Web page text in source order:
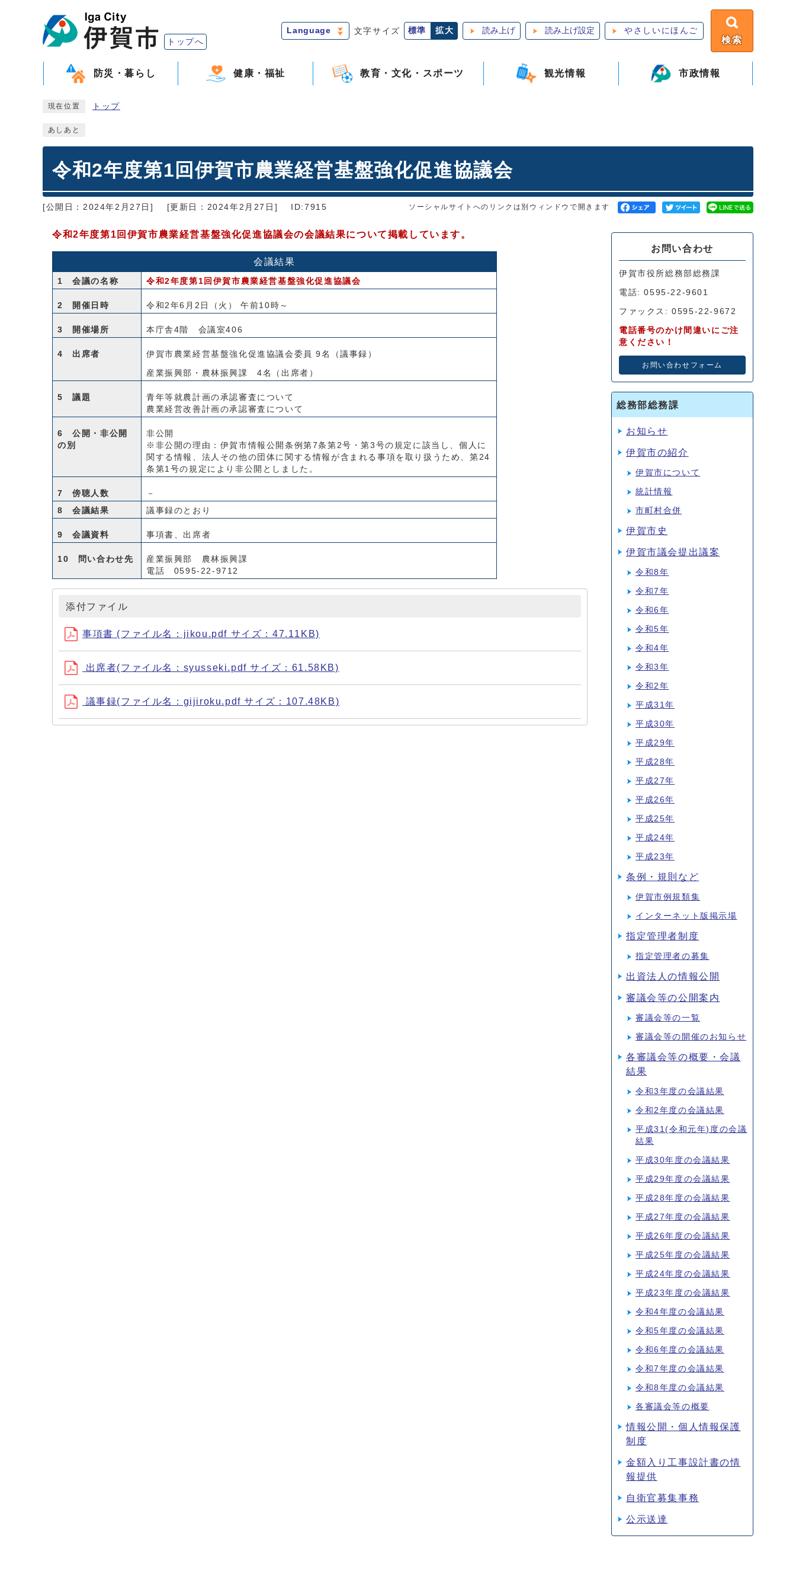
トップへ
Language 文字サイズ 標準 拡大 読み上げ 読み上げ設定 やさしいにほんご
検索
防災・暮らし 健康・福祉 教育・文化・スポーツ 観光情報 市政情報
現在位置 トップ
あしあと
令和2年度第1回伊賀市農業経営基盤強化促進協議会
[公開日：2024年2月27日] [更新日：2024年2月27日] ID:7915 ソーシャルサイトへのリンクは別ウィンドウで開きます
令和2年度第1回伊賀市農業経営基盤強化促進協議会の会議結果について掲載しています。
会議結果
1 会議の名称 令和2年度第1回伊賀市農業経営基盤強化促進協議会
2 開催日時 令和2年6月2日（火） 午前10時～
3 開催場所 本庁舎4階 会議室406
4 出席者 伊賀市農業経営基盤強化促進協議会委員 9名（議事録）
産業振興部・農林振興課 4名（出席者）
5 議題
青年等就農計画の承認審査について
農業経営改善計画の承認審査について
6 公開・非公開
の別
非公開
※非公開の理由：伊賀市情報公開条例第7条第2号・第3号の規定に該当し、個人に
関する情報、法人その他の団体に関する情報が含まれる事項を取り扱うため、第24
条第1号の規定により非公開としました。
7 傍聴人数
－
8 会議結果
議事録のとおり
9 会議資料 事項書、出席者
10 問い合わせ先
産業振興部 農林振興課
電話 0595-22-9712
添付ファイル
事項書 (ファイル名：jikou.pdf サイズ：47.11KB)
出席者(ファイル名：syusseki.pdf サイズ：61.58KB)
議事録(ファイル名：gijiroku.pdf サイズ：107.48KB)
お問い合わせ
伊賀市役所総務部総務課
電話: 0595-22-9601
ファックス: 0595-22-9672
電話番号のかけ間違いにご注
意ください！
お問い合わせフォーム
総務部総務課
お知らせ
伊賀市の紹介
伊賀市について
統計情報
市町村合併
伊賀市史
伊賀市議会提出議案
令和8年
令和7年
令和6年
令和5年
令和4年
令和3年
令和2年
平成31年
平成30年
平成29年
平成28年
平成27年
平成26年
平成25年
平成24年
平成23年
条例・規則など
伊賀市例規類集
インターネット版掲示場
指定管理者制度
指定管理者の募集
出資法人の情報公開
審議会等の公開案内
審議会等の一覧
審議会等の開催のお知らせ
各審議会等の概要・会議
結果
令和3年度の会議結果
令和2年度の会議結果
平成31(令和元年)度の会議
結果
平成30年度の会議結果
平成29年度の会議結果
平成28年度の会議結果
平成27年度の会議結果
平成26年度の会議結果
平成25年度の会議結果
平成24年度の会議結果
平成23年度の会議結果
令和4年度の会議結果
令和5年度の会議結果
令和6年度の会議結果
令和7年度の会議結果
令和8年度の会議結果
各審議会等の概要
情報公開・個人情報保護
制度
金額入り工事設計書の情
報提供
自衛官募集事務
公示送達